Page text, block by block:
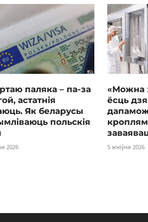
паляка – па-за
астатнія
Як беларусы
польскія
2026
«Можна
ёсць
5 жніўня 2026